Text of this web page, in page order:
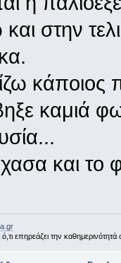
και στην
κάποιος
καμιά
και το
επηρεάζει την